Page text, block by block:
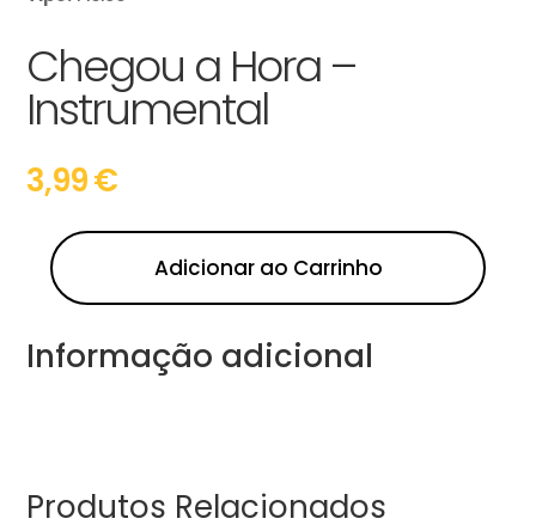
Chegou a Hora –
Instrumental
3,99€
Adicionar ao Carrinho
Informação adicional
Produtos Relacionados